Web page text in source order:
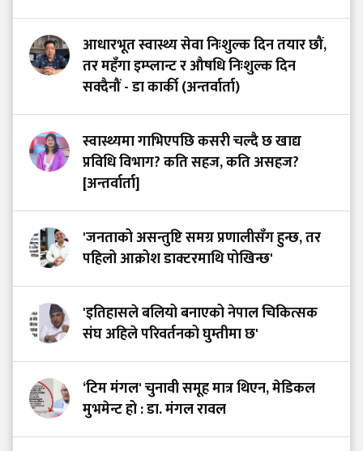
आधारभूत स्वास्थ्य सेवा निःशुल्क दिन तयार छौं,
तर महँगा इम्प्लान्ट र औषधि निःशुल्क दिन
सक्दैनौं - डा कार्की (अन्तर्वार्ता)
स्वास्थ्यमा गाभिएपछि कसरी चल्दै छ खाद्य
प्रविधि विभाग? कति सहज, कति असहज?
[अन्तर्वार्ता]
'जनताको असन्तुष्टि समग्र प्रणालीसँग हुन्छ, तर
पहिलो आक्रोश डाक्टरमाथि पोखिन्छ'
'इतिहासले बलियो बनाएको नेपाल चिकित्सक
संघ अहिले परिवर्तनको घुम्तीमा छ'
‘टिम मंगल' चुनावी समूह मात्र थिएन, मेडिकल
मुभमेन्ट हो : डा. मंगल रावल